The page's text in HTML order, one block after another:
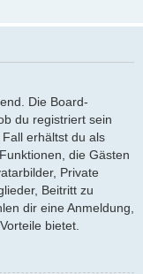
Die Board-
du registriert sein
erhältst du als
die Gästen
Private
Beitritt zu
dir eine Anmeldung,
bietet.